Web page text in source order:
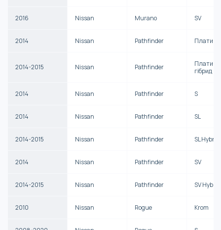
2016 Nissan Murano SV
2014 Nissan Pathfinder Платина
2014-2015 Nissan Pathfinder
гібрид
2014 Nissan Pathfinder S
2014 Nissan Pathfinder SL
2014-2015 Nissan Pathfinder SL Hybrid
2014 Nissan Pathfinder SV
2014-2015 Nissan Pathfinder SV Hybrid
2010 Nissan Rogue Krom